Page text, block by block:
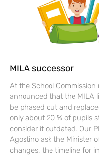
MILA successor
At the School
announced that the MILA
be phased out and
only about 20 % of pupils
consider it outdated. Our
Agostino ask the Minister
changes, the timeline for